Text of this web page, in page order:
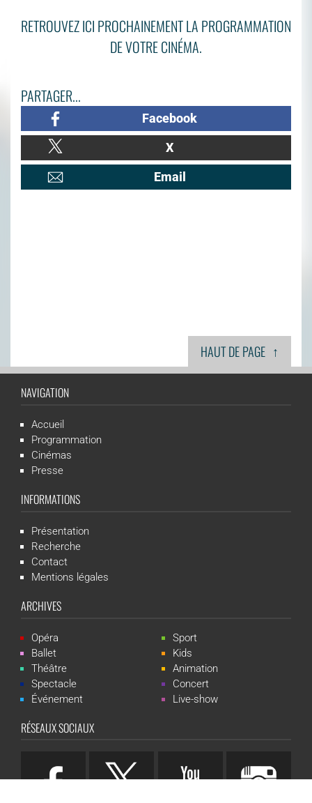
RETROUVEZ ICI PROCHAINEMENT LA PROGRAMMATION
DE VOTRE CINÉMA.
PARTAGER...
Facebook
X
Email
HAUT DE PAGE ↑
NAVIGATION
Accueil
Programmation
Cinémas
Presse
INFORMATIONS
Présentation
Recherche
Contact
Mentions légales
ARCHIVES
Opéra
Ballet
Théâtre
Spectacle
Événement
Sport
Kids
Animation
Concert
Live-show
RÉSEAUX SOCIAUX